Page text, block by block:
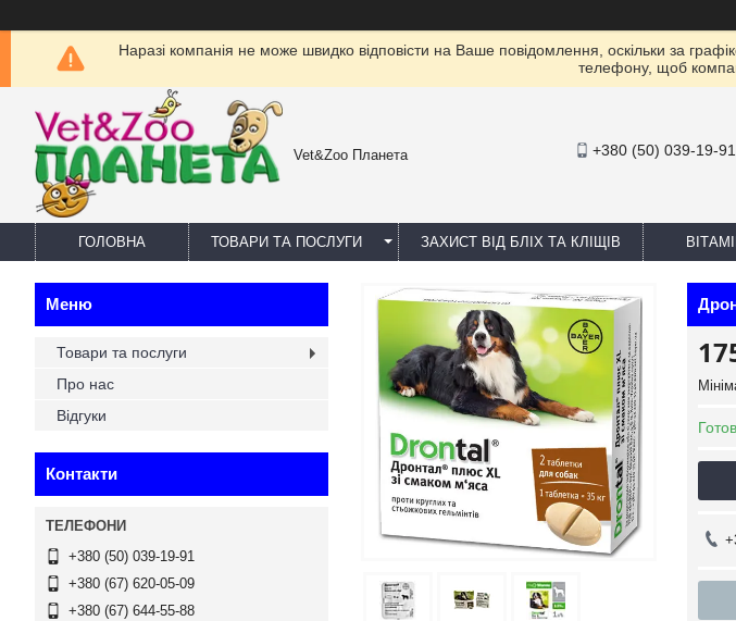
Наразі компанія не може швидко відповісти на Ваше повідомлення, оскільки за
телефону, щоб
Vet&Zoo Планета +380 (50) 039-19-91
ГОЛОВНА ТОВАРИ ТА ПОСЛУГИ ЗАХИСТ ВІД БЛІХ ТА КЛІЩІВ
Товари та послуги
Про нас
Відгуки
Контакти
+380 (50) 039-19-91
+380 (67) 620-05-09
+380 (67) 644-55-88